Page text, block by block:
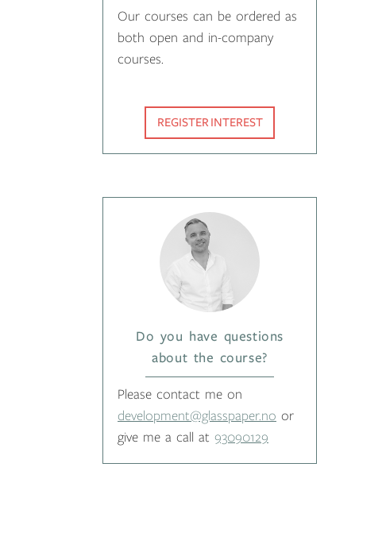
Our courses can be ordered as
both open and in-company
courses.
REGISTER INTEREST
Do you have questions
about the course?
Please contact me on
development@glasspaper.no or
give me a call at 93090129